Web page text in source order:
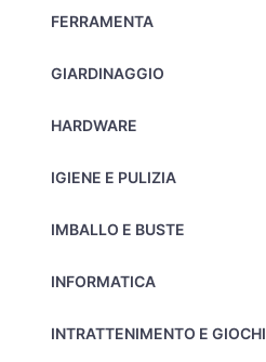
FERRAMENTA
GIARDINAGGIO
HARDWARE
IGIENE E PULIZIA
IMBALLO E BUSTE
INFORMATICA
INTRATTENIMENTO E GIOCHI